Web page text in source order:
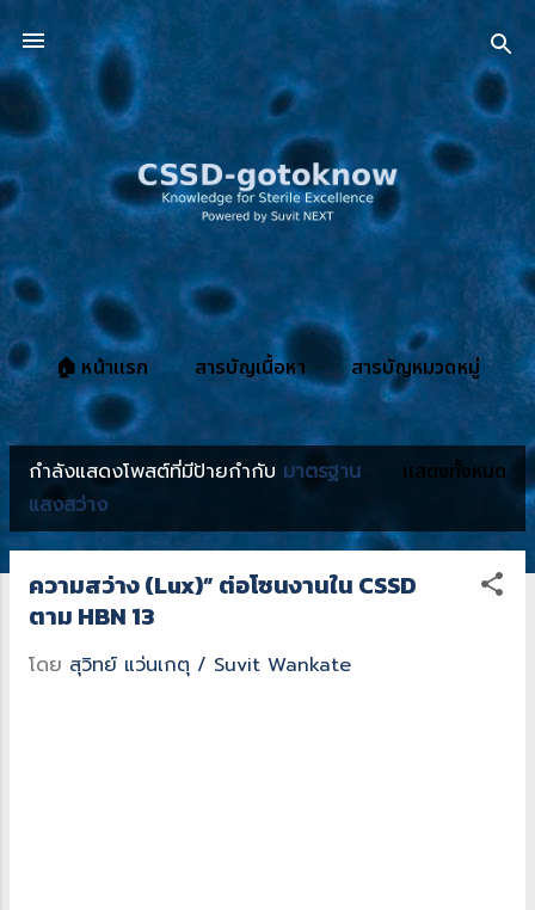
🏠 หน้าแรก สารบัญเนื้อหา
สารบัญหมวดหมู่
เพิ่มเติม
เกี่ยวกับ CSSD-gotoknow.org
ท
ค
กำลังแสดงโพสต์ที่มีป้ายกำกับ มาตรฐาน
แสงสว่าง
แสดงทั้งหมด
ความสว่าง (Lux)” ต่อโซนงานใน CSSD
ตาม HBN 13
โดย สุวิทย์ แว่นเกตุ / Suvit Wankate